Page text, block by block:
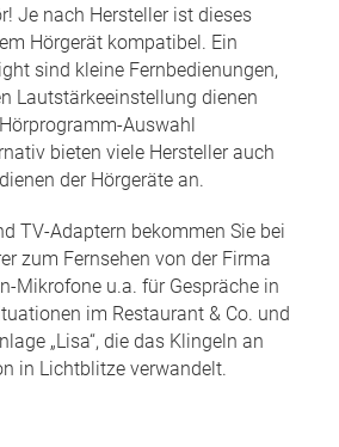
Je nach Hersteller ist dieses
Hörgerät kompatibel. Ein
sind kleine Fernbedienungen,
Lautstärkeeinstellung dienen
Auswahl
bieten viele Hersteller auch
der Hörgeräte an.
TV-Adaptern bekommen Sie bei
zum Fernsehen von der Firma
Mikrofone u.a. für Gespräche in
im Restaurant & Co. und
„Lisa“, die das Klingeln an
in Lichtblitze verwandelt.